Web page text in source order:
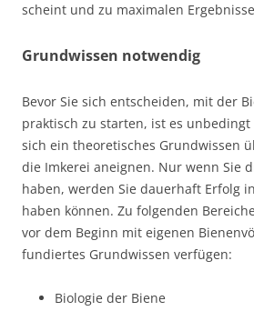
scheint und zu maximalen
Grundwissen notwendig
Bevor Sie sich entscheiden, mit der
praktisch zu starten, ist es
sich ein theoretisches Grundwissen
die Imkerei aneignen. Nur wenn Sie
haben, werden Sie dauerhaft Erfolg
haben können. Zu folgenden
vor dem Beginn mit eigenen
fundiertes Grundwissen verfügen:
Biologie der Biene